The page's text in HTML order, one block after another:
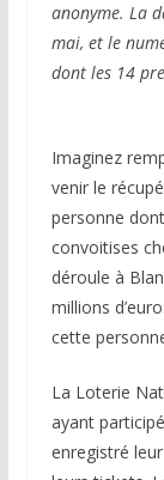
anonyme. La
mai, et le
dont les 14
Imaginez
venir le
personne
convoitises
déroule à
millions
cette
La Loterie
ayant
enregistré